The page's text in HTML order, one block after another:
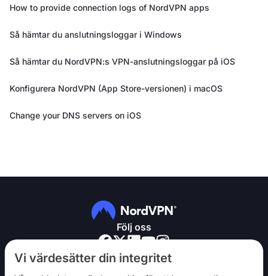
Vi värdesätter din integritet
How to provide connection logs of NordVPN apps
Så hämtar du anslutningsloggar i Windows
Så hämtar du NordVPN:s VPN-anslutningsloggar på iOS
Konfigurera NordVPN (App Store-versionen) i macOS
Change your DNS servers on iOS
Följ oss